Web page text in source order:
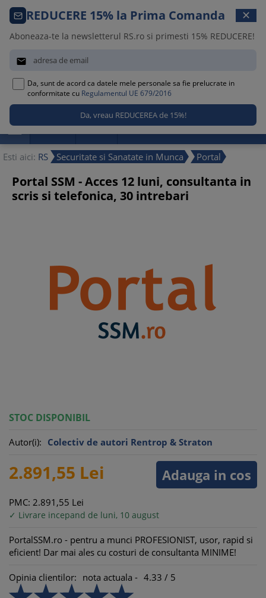
Comanda telefonica · 021 209 45 12

 Promotii Noutati Reduceri
Esti aici: RS Securitate si Sanatate in Munca Portal
REDUCERE 15% la Prima Comanda ✕
Aboneaza-te la newsletterul RS.ro si primesti 15% REDUCERE!

Da, sunt de acord ca datele mele personale sa fie prelucrate in
conformitate cu Regulamentul UE 679/2016
Portal SSM - Acces 12 luni, consultanta in
scris si telefonica, 30 intrebari
STOC DISPONIBIL
Autor(i): Colectiv de autori Rentrop & Straton
Adauga in cos
2.891,55 Lei
PMC: 2.891,55 Lei
✓ Livrare incepand de luni, 10 august
PortalSSM.ro - pentru a munci PROFESIONIST, usor, rapid si
eficient! Dar mai ales cu costuri de consultanta MINIME!
Opinia clientilor: nota actuala - 4.33 / 5